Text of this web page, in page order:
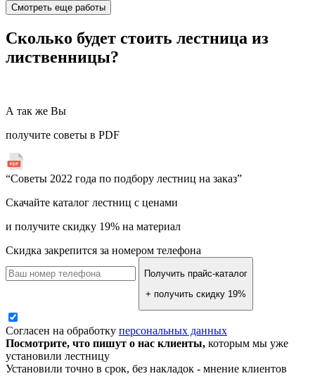
Смотреть еще работы
Сколько будет стоить лестница из
лиственницы?
А так же Вы
получите советы в PDF
“Советы 2022 года по подбору лестниц на заказ”
Скачайте каталог лестниц с ценами
и получите скидку 19% на материал
Скидка закрепится за номером телефона
Получить прайс-каталог
+ получить скидку 19%
Согласен на обработку персональных данных
Посмотрите, что пишут о нас клиенты, которым мы уже
установили лестницу
Установили точно в срок, без накладок - мнение клиентов